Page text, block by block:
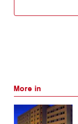
More in